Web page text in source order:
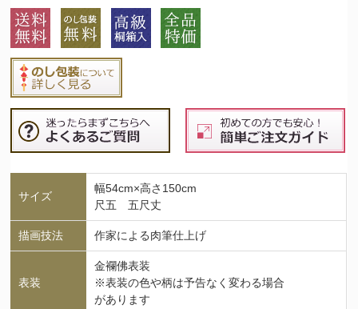
サイズ
幅54cm×高さ150cm
尺五 五尺丈
描画技法 作家による肉筆仕上げ
表装
金襴佛表装
※表装の色や柄は予告なく変わる場合
があります